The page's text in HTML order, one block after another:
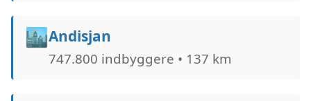
🏙️Andisjan
747.800 indbyggere • 137 km